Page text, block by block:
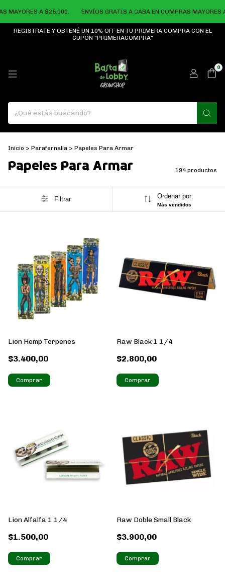
A $25.000. ENVÍOS GRATIS A CABA EN COMPRAS MAYORES A
REGISTRATE Y OBTENÉ UN 10% OFF EN TU PRIMERA COMPRA CON EL
CUPÓN "PRIMERACOMPRA"
0
Inicio > Parafernalia > Papeles Para Armar
Papeles Para Armar 194 productos
Filtrar Ordenar por:
Más vendidos
Lion Hemp Terpenes
$3.400,00
Comprar
Raw Black 1 1/4
$2.800,00
Lion Alfalfa 1 1/4
$1.500,00
Raw Doble Small Black
$3.900,00